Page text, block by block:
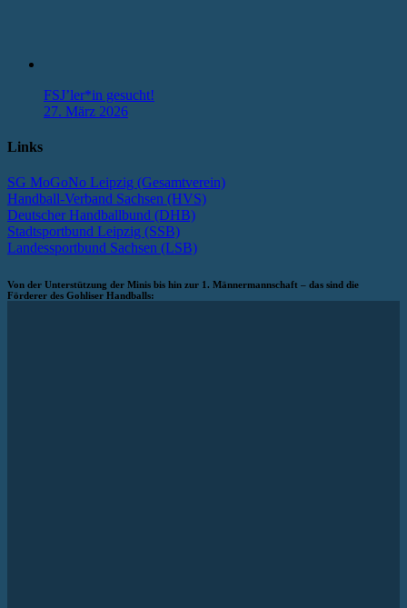
FSJ’ler*in gesucht!
27. März 2026
Links
SG MoGoNo Leipzig (Gesamtverein)
Handball-Verband Sachsen (HVS)
Deutscher Handballbund (DHB)
Stadtsportbund Leipzig (SSB)
Landessportbund Sachsen (LSB)
Von der Unterstützung der Minis bis hin zur 1. Männermannschaft – das sind die
Förderer des Gohliser Handballs: